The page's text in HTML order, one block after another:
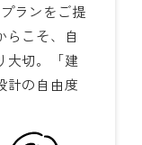
ランをご提
らこそ、自
大切。「建
計の自由度